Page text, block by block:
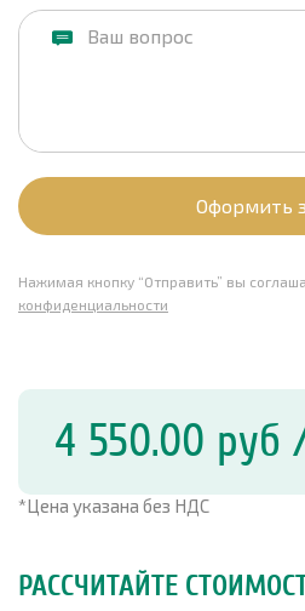
Оформить
Нажимая кнопку “Отправить” вы
конфиденциальности
4 550.00 руб
*Цена указана без НДС
РАССЧИТАЙТЕ